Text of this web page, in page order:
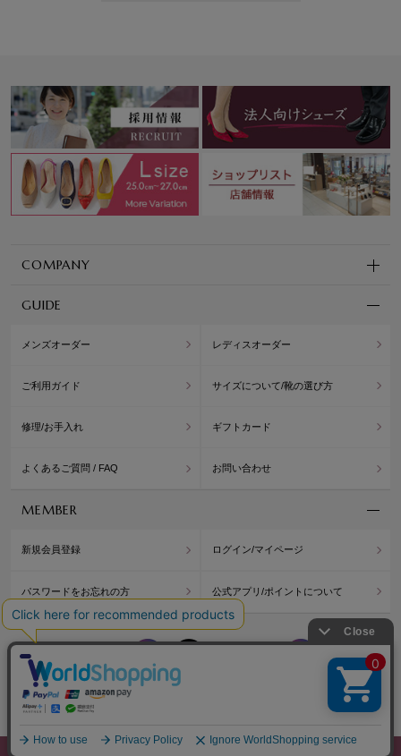
COMPANY
GUIDE
メンズオーダー レディスオーダー
ご利用ガイド サイズについて/靴の選び方
修理/お手入れ ギフトカード
よくあるご質問 / FAQ お問い合わせ
MEMBER
新規会員登録 ログイン/マイページ
パスワードをお忘れの方 公式アプリ/ポイントについて